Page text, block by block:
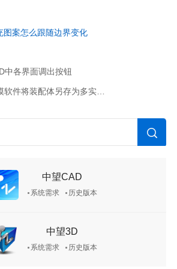
图案怎么跟随边界变化
中各界面调出按钮
中望CAD
系统需求 历史版本
中望3D
系统需求 历史版本